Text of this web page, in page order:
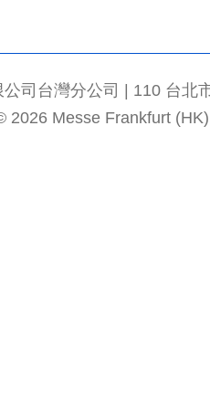
司台灣分公司 | 110 台北
2026 Messe Frankfurt